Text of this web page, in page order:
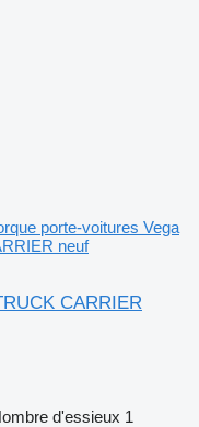
porte-voitures Vega
neuf
CARRIER
d'essieux 1